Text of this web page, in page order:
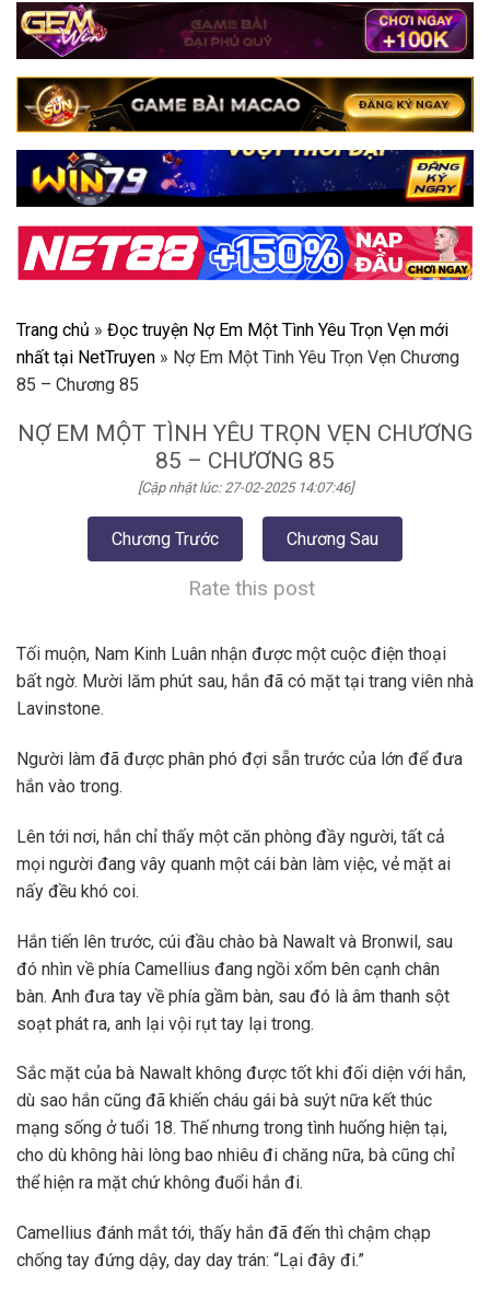
Trang chủ » Đọc truyện Nợ Em Một Tình Yêu Trọn Vẹn mới
nhất tại NetTruyen » Nợ Em Một Tình Yêu Trọn Vẹn Chương
85 – Chương 85
NỢ EM MỘT TÌNH YÊU TRỌN VẸN CHƯƠNG
85 – CHƯƠNG 85
[Cập nhật lúc: 27-02-2025 14:07:46]
Chương Trước Chương Sau
Rate this post
Tối muộn, Nam Kinh Luân nhận được một cuộc điện thoại
bất ngờ. Mười lăm phút sau, hắn đã có mặt tại trang viên nhà
Lavinstone.
Người làm đã được phân phó đợi sẵn trước của lớn để đưa
hắn vào trong.
Lên tới nơi, hắn chỉ thấy một căn phòng đầy người, tất cả
mọi người đang vây quanh một cái bàn làm việc, vẻ mặt ai
nấy đều khó coi.
Hắn tiến lên trước, cúi đầu chào bà Nawalt và Bronwil, sau
đó nhìn về phía Camellius đang ngồi xổm bên cạnh chân
bàn. Anh đưa tay về phía gầm bàn, sau đó là âm thanh sột
soạt phát ra, anh lại vội rụt tay lại trong.
Sắc mặt của bà Nawalt không được tốt khi đối diện với hắn,
dù sao hắn cũng đã khiến cháu gái bà suýt nữa kết thúc
mạng sống ở tuổi 18. Thế nhưng trong tình huống hiện tại,
cho dù không hài lòng bao nhiêu đi chăng nữa, bà cũng chỉ
thể hiện ra mặt chứ không đuổi hắn đi.
Camellius đánh mắt tới, thấy hắn đã đến thì chậm chạp
chống tay đứng dậy, day day trán: “Lại đây đi.”